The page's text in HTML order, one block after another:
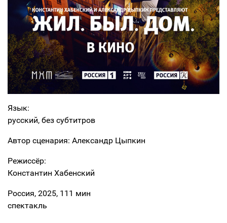
Язык:
русский, без субтитров
Автор сценария: Александр Цыпкин
Режиссёр:
Константин Хабенский
Россия, 2025, 111 мин
спектакль